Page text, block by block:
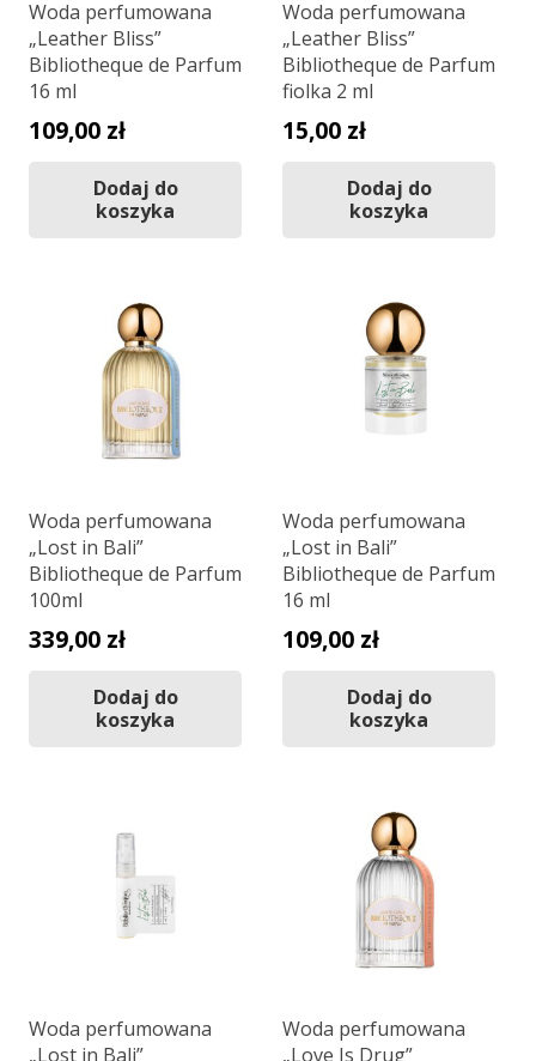
Woda perfumowana
„Leather Bliss”
Bibliotheque de Parfum
16 ml
109,00 zł
Dodaj do
koszyka
Woda perfumowana
„Leather Bliss”
Bibliotheque de Parfum
fiolka 2 ml
15,00 zł
Dodaj do
koszyka
Woda perfumowana
„Lost in Bali”
Bibliotheque de Parfum
100ml
339,00 zł
Dodaj do
koszyka
Woda perfumowana
„Lost in Bali”
Bibliotheque de Parfum
16 ml
109,00 zł
Dodaj do
koszyka
Woda perfumowana
„Lost in Bali”
Woda perfumowana
„Love Is Drug”